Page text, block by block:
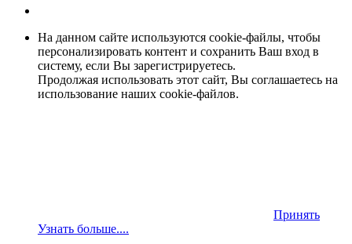
На данном сайте используются cookie-файлы, чтобы
персонализировать контент и сохранить Ваш вход в
систему, если Вы зарегистрируетесь.
Продолжая использовать этот сайт, Вы соглашаетесь на
использование наших cookie-файлов.
Принять
Узнать больше....